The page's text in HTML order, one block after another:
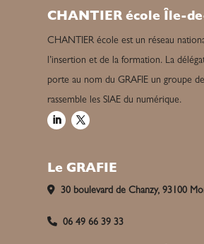
CHANTIER école Île-
CHANTIER école est un réseau
l’insertion et de la formation. La
porte au nom du GRAFIE un groupe
rassemble les SIAE du numérique.
Le GRAFIE
30 boulevard de Chanzy, 93100
06 49 66 39 33